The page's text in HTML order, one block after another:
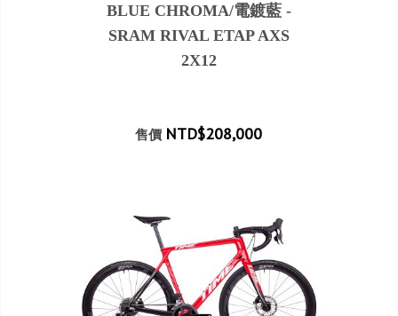
BLUE CHROMA/電鍍藍 -
SRAM RIVAL ETAP AXS
2X12
售價 NTD$208,000